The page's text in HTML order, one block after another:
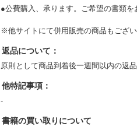
●公費購入、承ります。ご希望の書類を
※他サイトにて併用販売の商品もござ
返品について：
原則として商品到着後一週間以内の返品
他特記事項：
-
書籍の買い取りについて